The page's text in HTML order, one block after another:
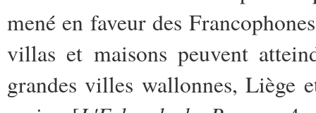
mené en faveur des
villas et maisons peuvent
grandes villes wallonnes, Liège